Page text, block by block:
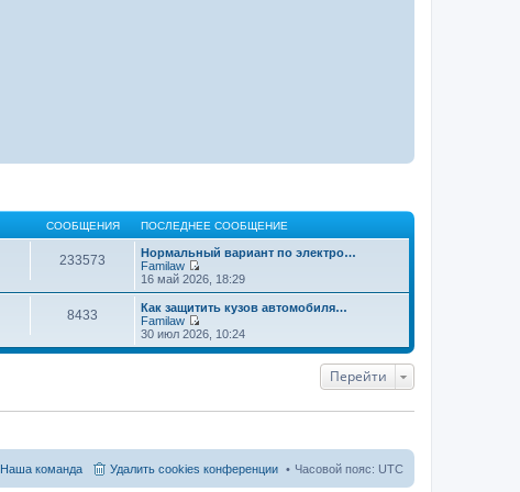
СООБЩЕНИЯ ПОСЛЕДНЕЕ СООБЩЕНИЕ
233573
Нормальный вариант по электро…
Familaw
П
е
р
е
й
т
и
с
д
е
м
16 май 2026, 18:29
8433
Как защитить кузов автомобиля…
Familaw
П
е
р
и
о
л
30 июл 2026, 10:24
Перейти
Часовой пояс: UTC
Удалить cookies конференции
Наша команда